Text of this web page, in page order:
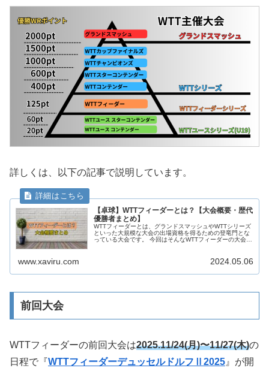
詳しくは、以下の記事で説明しています。
【卓球】WTTフィーダーとは？【大会概要・歴代
優勝者まとめ】
WTTフィーダーとは、グランドスマッシュやWTTシリーズ
といった大規模な大会の出場資格を得るための登竜門とな
っている大会です。 今回はそんなWTTフィーダーの大会概
www.xaviru.com 2024.05.06
前回大会
WTTフィーダーの前回大会は2025.11/24(月)〜11/27(木)の
日程で『WTTフィーダーデュッセルドルフⅡ2025 』が開